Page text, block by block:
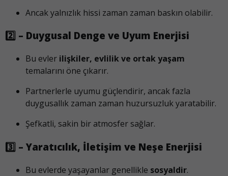
Ancak yalnızlık hissi zaman zaman baskın olabilir.
2️⃣ – Duygusal Denge ve Uyum Enerjisi
Bu evler ilişkiler, evlilik ve ortak yaşam
temalarını öne çıkarır.
Partnerlerle uyumu güçlendirir, ancak fazla
duygusallık zaman zaman huzursuzluk yaratabilir.
Şefkatli, sakin bir atmosfer sağlar.
3️⃣ – Yaratıcılık, İletişim ve Neşe Enerjisi
Bu evlerde yaşayanlar genellikle sosyaldir.